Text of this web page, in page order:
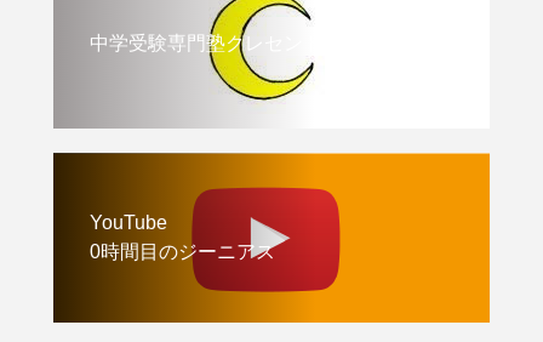
中学受験専門塾クレセント
YouTube
0時間目のジーニアス